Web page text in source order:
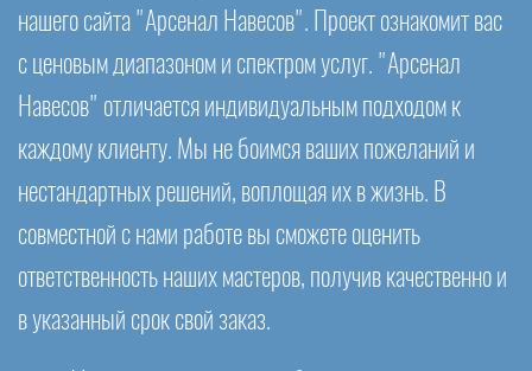
нашего сайта "Арсенал Навесов". Проект ознакомит вас
с ценовым диапазоном и спектром услуг. "Арсенал
Навесов" отличается индивидуальным подходом к
каждому клиенту. Мы не боимся ваших пожеланий и
нестандартных решений, воплощая их в жизнь. В
совместной с нами работе вы сможете оценить
ответственность наших мастеров, получив качественно и
в указанный срок свой заказ.